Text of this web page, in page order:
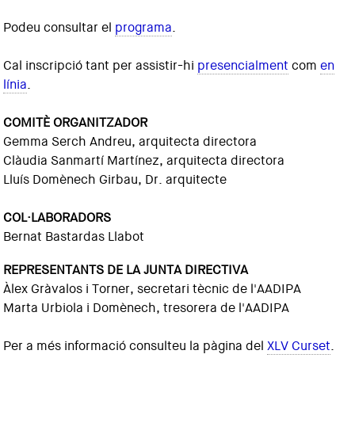
Podeu consultar el programa.
Cal inscripció tant per assistir-hi presencialment comen
línia.
COMITÈ ORGANITZADOR
Gemma Serch Andreu, arquitecta directora
Clàudia Sanmartí Martínez, arquitecta directora
Lluís Domènech Girbau, Dr. arquitecte
COL·LABORADORS
Bernat Bastardas Llabot
REPRESENTANTS DE LA JUNTA DIRECTIVA
Àlex Gràvalos i Torner, secretari tècnic de l'AADIPA
Marta Urbiola i Domènech, tresorera de l'AADIPA
Per a més informació consulteu la pàgina delXLV Curset.